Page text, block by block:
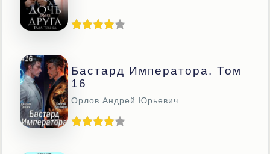
Бастард Императора. Том
16
Орлов Андрей Юрьевич